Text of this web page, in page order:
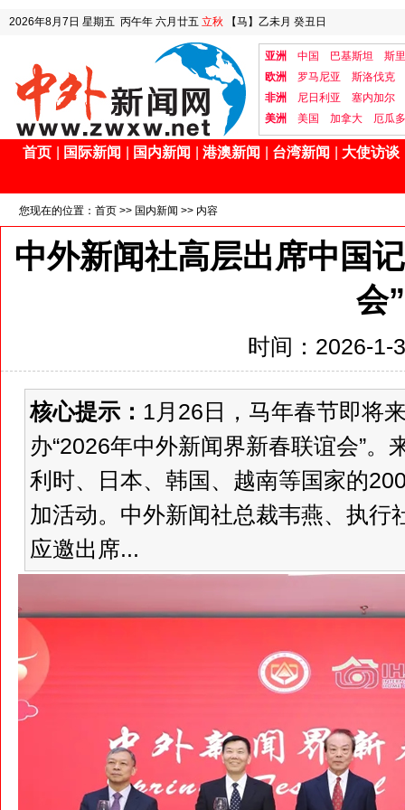
2026年8月7日 星期五 丙午年 六月廿五 立秋 【马】乙未月 癸丑日
亚洲 中国 巴基斯坦
斯
欧洲
罗马尼亚
斯洛伐克
非洲
尼日利亚
塞内加尔
美洲
美国 加拿大 厄瓜
首页 国际新闻 国内新闻 港澳新闻 台湾新闻 大使访谈
您现在的位置： 首页 >> 国内新闻 >> 内容
中外新闻社高层出席中国
会”
时间：2026-1-
核心提示： 1月26日，马年春节即将
办“2026年中外新闻界新春联谊会”
利时、日本、韩国、越南等国家的
加活动。中外新闻社总裁韦燕、执行
应邀出席...